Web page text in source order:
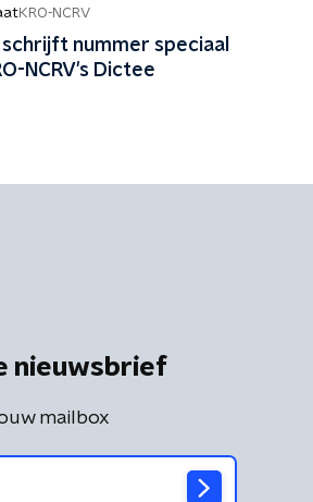
KRO-NCRV
schrijft nummer speciaal
NCRV's Dictee
nieuwsbrief
mailbox